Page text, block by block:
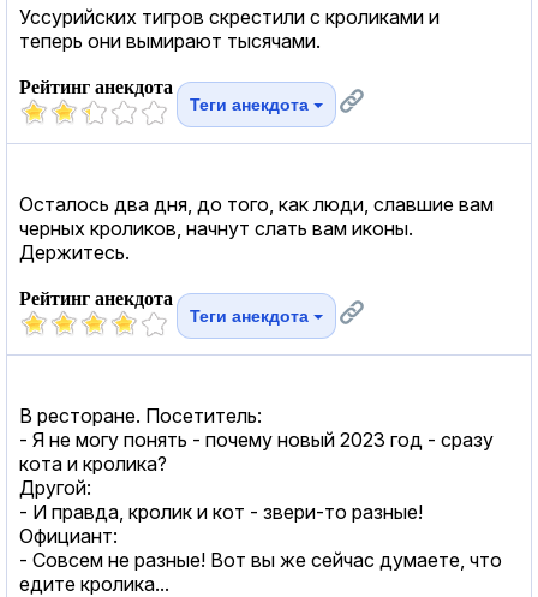
Уссурийских тигров скрестили с кроликами и
теперь они вымирают тысячами.
Рейтинг анекдота
Теги анекдота
Осталось два дня, до того, как люди, славшие вам
черных кроликов, начнут слать вам иконы.
Держитесь.
Рейтинг анекдота
Теги анекдота
В ресторане. Посетитель:
- Я не могу понять - почему новый 2023 год - сразу
кота и кролика?
Другой:
- И правда, кролик и кот - звери-то разные!
Официант:
- Совсем не разные! Вот вы же сейчас думаете, что
едите кролика...